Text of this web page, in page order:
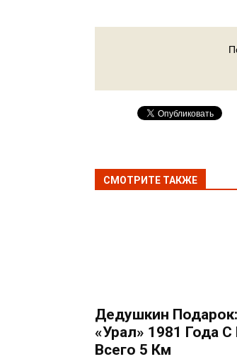
СМОТРИТЕ ТАКЖЕ
Дедушкин
«Урал» 1981 Года
Всего 5 Км